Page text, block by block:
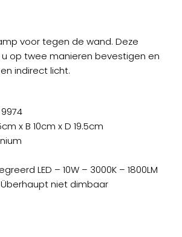
voor tegen de wand. Deze
op twee manieren bevestigen en
indirect licht.
9974
x B 10cm x D 19.5cm
LED – 10W – 3000K – 1800LM
niet dimbaar